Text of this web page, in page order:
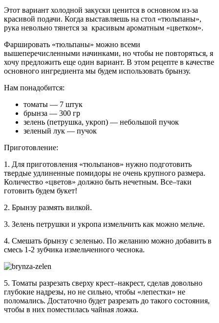
Этот вариант холодной закуски ценится в основном из-за
красивой подачи. Когда выставляешь на стол «тюльпаны»,
рука невольно тянется за красивым ароматным «цветком».
Фаршировать «тюльпаны» можно всеми
вышеперечисленными начинками, но чтобы не повторяться, я
хочу предложить еще один вариант. В этом рецепте в качестве
основного ингредиента мы будем использовать брынзу.
Нам понадобится:
томаты — 7 штук
брынза — 300 гр
зелень (петрушка, укроп) — небольшой пучок
зеленый лук — пучок
Приготовление:
1. Для приготовления «тюльпанов» нужно подготовить
твердые удлиненные помидоры не очень крупного размера.
Количество «цветов» должно быть нечетным. Все–таки
готовить будем букет!
2. Брынзу размять вилкой.
3. Зелень петрушки и укропа измельчить как можно мельче.
4. Смешать брынзу с зеленью. По желанию можно добавить в
смесь 1-2 зубчика измельченного чеснока.
5. Томаты разрезать сверху крест–накрест, сделав довольно
глубокие надрезы, но не сильно, чтобы «лепестки» не
поломались. Достаточно будет разрезать до такого состояния,
чтобы в них поместилась чайная ложка.